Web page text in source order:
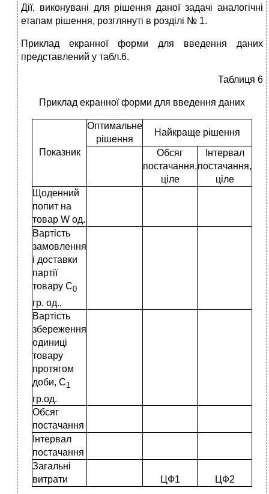
Дії, виконувані для рішення даної задачі аналогічні
етапам рішення, розглянуті в розділі № 1.
Приклад екранної форми для введення даних
представлений у табл.6.
Таблиця 6
Приклад екранної форми для введення даних
Показник
Оптимальне
рішення
Найкраще рішення
Обсяг
постачання,
ціле
Інтервал
постачання,
ціле
Щоденний
попит на
товар W од.
Вартість
замовлення
і доставки
партії
товару С0
гр. од.,
Вартість
збереження
одиниці
товару
протягом
доби, С1
гр.од.
Обсяг
постачання
Інтервал
постачання
Загальні
витрати
ЦФ1 ЦФ2